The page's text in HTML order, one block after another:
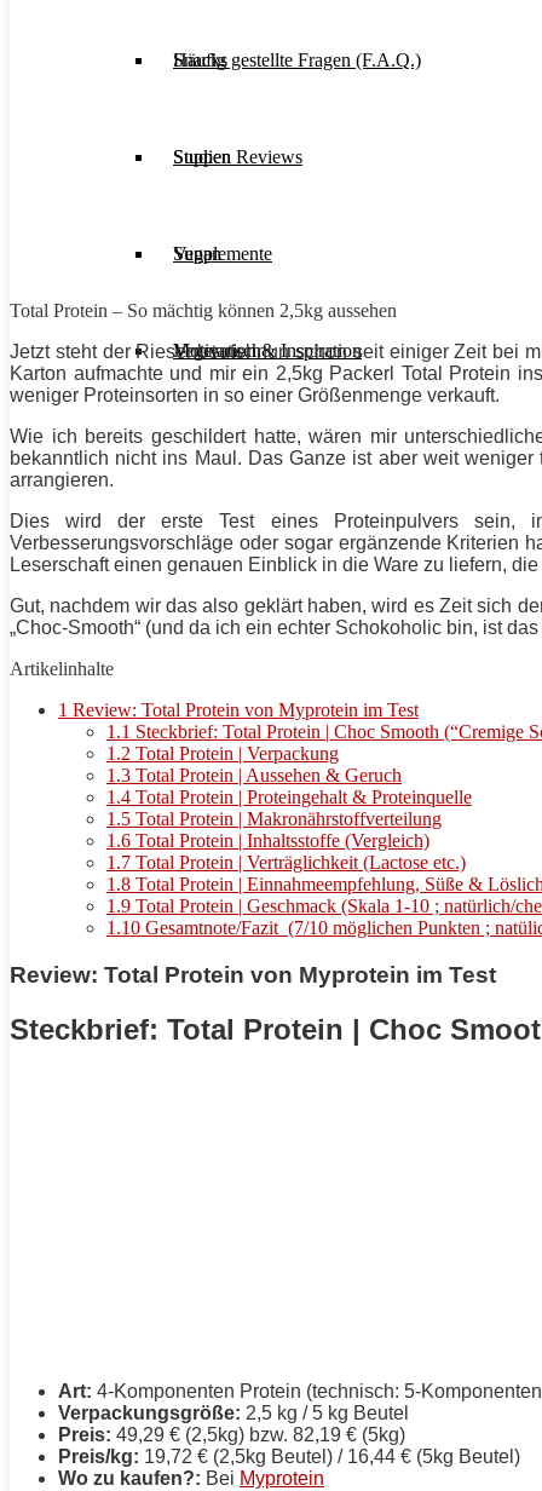
Häufig gestellte Fragen (F.A.Q.)
Studien Reviews
Supplemente
Motivation & Inspiration
Snacks
Suppen
Vegan
Vegetarisch
Total Protein – So mächtig können 2,5kg aussehen
Jetzt steht der Riesenbeutel nun schon seit einiger Zeit bei
Karton aufmachte und mir ein 2,5kg Packerl Total
Protein
weniger Proteinsorten in so einer Größenmenge verkauft.
Wie ich bereits geschildert hatte, wären mir
bekanntlich nicht ins Maul. Das Ganze ist aber weit
arrangieren.
Dies wird der erste Test eines Proteinpulvers sein,
Verbesserungsvorschläge oder sogar ergänzende Kriterien
Leserschaft einen genauen Einblick in die Ware zu liefern,
Gut, nachdem wir das also geklärt haben, wird es Zeit sich
„Choc-Smooth“ (und da ich ein echter Schokoholic bin, ist
Artikelinhalte
1 Review: Total Protein von Myprotein im Test
1.1 Steckbrief: Total Protein | Choc Smooth (“Cremige
1.2 Total Protein | Verpackung
1.3 Total Protein | Aussehen & Geruch
1.4 Total Protein | Proteingehalt & Proteinquelle
1.5 Total Protein | Makronährstoffverteilung
1.6 Total Protein | Inhaltsstoffe (Vergleich)
1.7 Total Protein | Verträglichkeit (Lactose etc.)
1.8 Total Protein | Einnahmeempfehlung, Süße &
1.9 Total Protein | Geschmack (Skala 1-10 ; natürlich/
1.10 Gesamtnote/Fazit (7/10 möglichen Punkten ;
Review: Total Protein von Myprotein im Test
Steckbrief: Total Protein | Choc
Art: 4-Komponenten Protein (technisch: 5-
Verpackungsgröße: 2,5 kg / 5 kg Beutel
Preis: 49,29 € (2,5kg) bzw. 82,19 € (5kg)
Preis/kg: 19,72 € (2,5kg Beutel) / 16,44 € (5kg Beutel)
Wo zu kaufen?: Bei Myprotein